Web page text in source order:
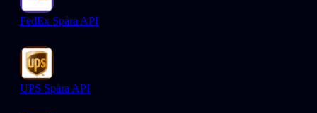
FedEx Spåra API
UPS Spåra API